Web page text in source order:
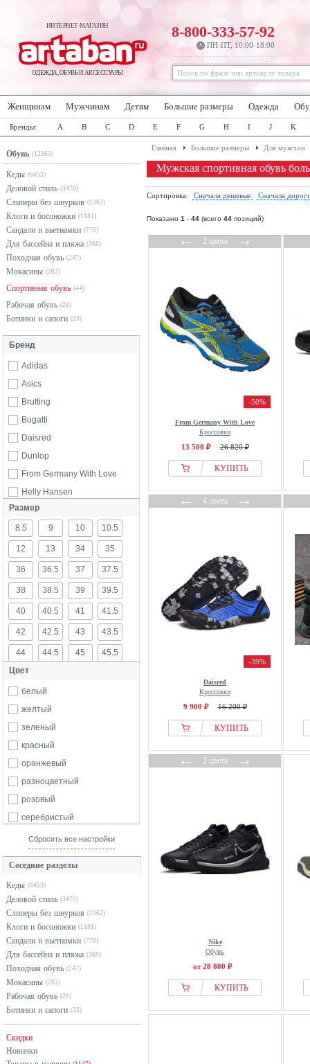
ИНТЕРНЕТ-МАГАЗИН
ОДЕЖДА, ОБУВЬ И АКСЕССУАРЫ
8-800-333-57-92
ПН-ПТ, 10:00-18:00
Женщинам Мужчинам Детям Большие размеры Одежда
Бренды: A B C D E F G H I J K
Обувь (12363)
Кеды (6453)
Деловой стиль (3470)
Слиперы без шнурков (1362)
Клоги и босоножки (1181)
Сандали и вьетнамки (778)
Для бассейна и пляжа (368)
Походная обувь (247)
Мокасины (202)
Спортивная обувь (44)
Рабочая обувь (28)
Ботинки и сапоги (23)
Бренд
Adidas
Asics
Brutting
Bugatti
Daisred
Dunlop
From Germany With Love
Helly Hansen
Leguano
Nike
Reebok
Saucony
Under Armour
WHISTLER
Размер
8.5 9 10 10.5
12 13 34 35
36 36.5 37 37.5
38 38.5 39 39.5
40 40.5 41 41.5
42 42.5 43 43.5
44 44.5 45 45.5
46
49 50
Цвет
белый
желтый
зеленый
красный
оранжевый
разноцветный
розовый
серебристый
серый
хаки
черный
Сбросить все настройки
Соседние разделы
Кеды (6453)
Деловой стиль (3470)
Слиперы без шнурков (1362)
Клоги и босоножки (1181)
Сандали и вьетнамки (778)
Для бассейна и пляжа (368)
Походная обувь (247)
Мокасины (202)
Рабочая обувь (28)
Ботинки и сапоги (23)
Скидки
Новинки
Главная Большие размеры Для мужчин
Мужская спортивная обувь
Сортировка: Сначала дешевые Сначала
Показано 1 - 44 (всего 44 позиций)
←2 цвета→
-50%
From Germany With Love
Кроссовки
13 500 ₽ 26 820 ₽
КУПИТЬ
←4 цвета→
-39%
Daisred
Кроссовки
9 900 ₽ 16 200 ₽
КУПИТЬ
←2 цвета→
Nike
Обувь
от 28 800 ₽
КУПИТЬ